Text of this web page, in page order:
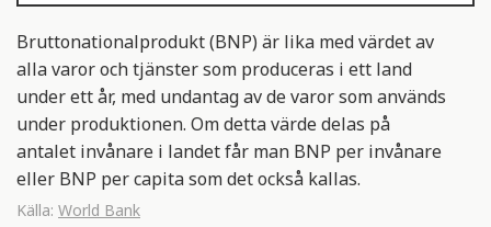
Bruttonationalprodukt (BNP) är lika med värdet av
alla varor och tjänster som produceras i ett land
under ett år, med undantag av de varor som används
under produktionen. Om detta värde delas på
antalet invånare i landet får man BNP per invånare
eller BNP per capita som det också kallas.
Källa: World Bank